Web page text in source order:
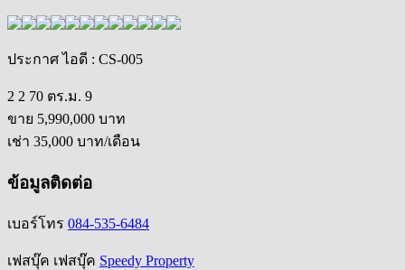
ประกาศ ไอดี : CS-005
2 2 70 ตร.ม. 9
ขาย 5,990,000 บาท
เช่า 35,000 บาท/เดือน
ข้อมูลติดต่อ
เบอร์โทร 084-535-6484
เฟสบุ๊ค เฟสบุ๊ค Speedy Property